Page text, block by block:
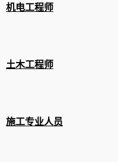
机电工程师
土木工程师
施工专业人员